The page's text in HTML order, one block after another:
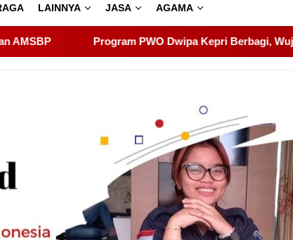
LAINNYA JASA AGAMA
Dwipa Kepri Berbagi, Wujud Kepedulian kepada Pondok